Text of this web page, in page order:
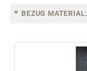
BEZUG MATERIAL: